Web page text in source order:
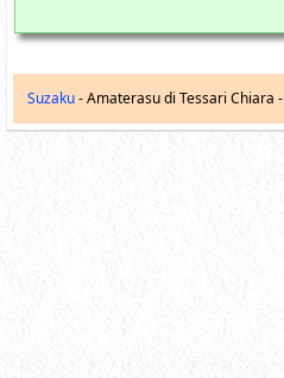
Suzaku- Amaterasu di Tessari Chiara -